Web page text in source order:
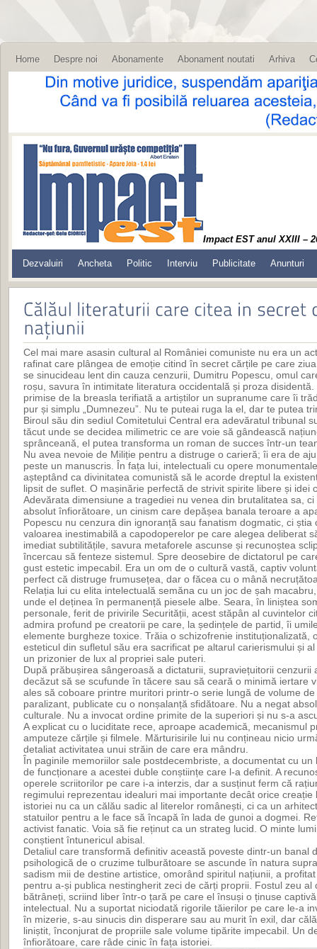
Home Despre noi Abonamente Abonament noutati Arhiva
Impact EST anul XXIII –
Dezvaluiri Ancheta Politic Interviu Publicitate Anunturi
Cel mai mare asasin cultural al României comuniste nu era un
rafinat care plângea de emoție citind în secret cărțile pe care
se sinucideau lent din cauza cenzurii, Dumitru Popescu, omul
roșu, savura în intimitate literatura occidentală și proza
primise de la breasla terifiată a artiștilor un supranume care îi
pur și simplu „Dumnezeu”. Nu te puteai ruga la el, dar te putea
Biroul său din sediul Comitetului Central era adevăratul tribunal
tăcut unde se decidea milimetric ce are voie să gândească
sprânceană, el putea transforma un roman de succes într-un
Nu avea nevoie de Miliție pentru a distruge o carieră; îi era de
peste un manuscris. În fața lui, intelectuali cu opere
așteptând ca divinitatea comunistă să le acorde dreptul la
lipsit de suflet. O mașinărie perfectă de strivit spirite libere și idei
Adevărata dimensiune a tragediei nu venea din brutalitatea sa,
absolut înfiorătoare, un cinism care depășea banala teroare a
Popescu nu cenzura din ignoranță sau fanatism dogmatic, ci știa
valoarea inestimabilă a capodoperelor pe care alegea deliberat
imediat subtilitățile, savura metaforele ascunse și recunoștea
încercau să fenteze sistemul. Spre deosebire de dictatorul pe
gust estetic impecabil. Era un om de o cultură vastă, captiv
perfect că distruge frumusețea, dar o făcea cu o mână
Relația lui cu elita intelectuală semăna cu un joc de șah
unde el deținea în permanență piesele albe. Seara, în liniștea
personale, ferit de privirile Securității, acest stăpân al cuvintelor
admira profund pe creatorii pe care, la ședințele de partid, îi
elemente burgheze toxice. Trăia o schizofrenie instituționalizată,
esteticul din sufletul său era sacrificat pe altarul carierismului și
un prizonier de lux al propriei sale puteri.
După prăbușirea sângeroasă a dictaturii, supraviețuitorii cenzurii
decăzut să se scufunde în tăcere sau să ceară o minimă iertare
ales să coboare printre muritori printr-o serie lungă de volume
paralizant, publicate cu o nonșalanță sfidătoare. Nu a negat
culturale. Nu a invocat ordine primite de la superiori și nu s-a
A explicat cu o luciditate rece, aproape academică, mecanismul
amputeze cărțile și filmele. Mărturisirile lui nu conțineau nicio
detaliat activitatea unui străin de care era mândru.
În paginile memoriilor sale postdecembriste, a documentat cu
de funcționare a acestei duble conștiințe care l-a definit. A
operele scriitorilor pe care i-a interzis, dar a susținut ferm că
regimului reprezentau idealuri mai importante decât orice
istoriei nu ca un călău sadic al literelor românești, ci ca un
statuilor pentru a le face să încapă în lada de gunoi a dogmei.
activist fanatic. Voia să fie reținut ca un strateg lucid. O minte
conștient întunericul abisal.
Detaliul care transformă definitiv această poveste dintr-un banal
psihologică de o cruzime tulburătoare se ascunde în natura
sadism mii de destine artistice, omorând spiritul națiunii, a
pentru a-și publica nestingherit zeci de cărți proprii. Fostul zeu al
bătrâneți, scriind liber într-o țară pe care el însuși o ținuse
intelectual. Nu a suportat niciodată rigorile tăierilor pe care le-a
în mizerie, s-au sinucis din disperare sau au murit în exil, dar
liniștit, înconjurat de propriile sale volume tipărite impecabil. Un
înfiorătoare, care râde cinic în fața istoriei.